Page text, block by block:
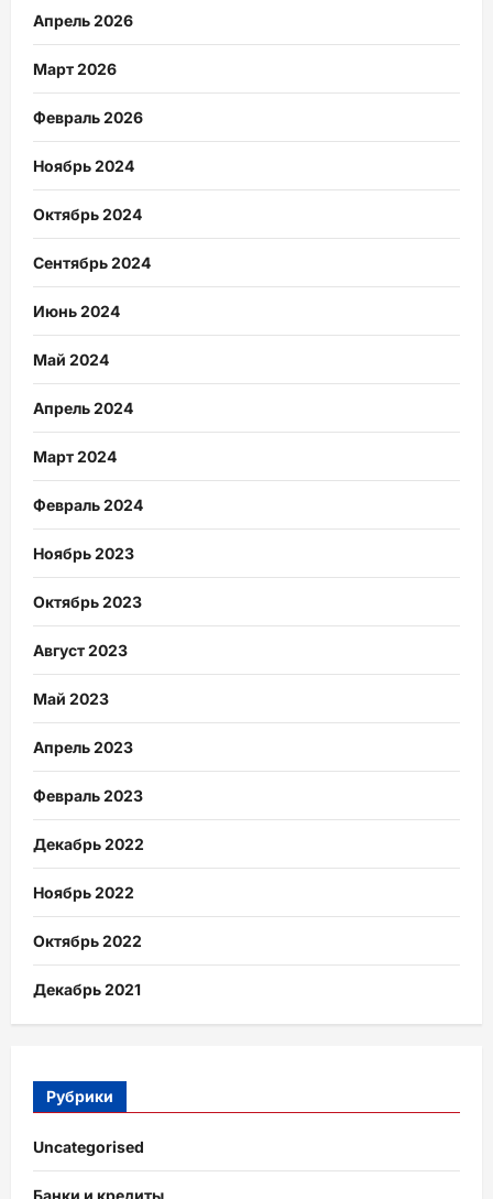
Апрель 2026
Март 2026
Февраль 2026
Ноябрь 2024
Октябрь 2024
Сентябрь 2024
Июнь 2024
Май 2024
Апрель 2024
Март 2024
Февраль 2024
Ноябрь 2023
Октябрь 2023
Август 2023
Май 2023
Апрель 2023
Февраль 2023
Декабрь 2022
Ноябрь 2022
Октябрь 2022
Декабрь 2021
Рубрики
Uncategorised
Банки и кредиты